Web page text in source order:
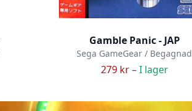
Gamble Panic - JAP
Sega GameGear / Begagnad
279 kr –I lager